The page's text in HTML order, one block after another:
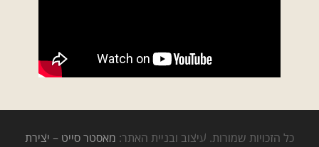
כל הזכויות שמורות. עיצוב ובניית האתר: מאסטר סייט – יצירת